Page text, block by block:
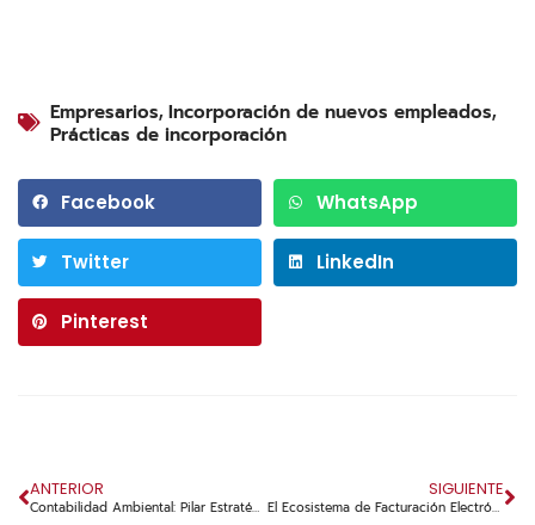
Empresarios,Incorporación de nuevos empleados,
Prácticas de incorporación
Facebook WhatsApp
Twitter LinkedIn
Pinterest
ANTERIOR
Contabilidad Ambiental: Pilar Estratégico de la Responsabilidad Empresarial en Colombia
SIGUIENTE
El Ecosistema de Facturación Electrónica: Novedades Clave para la Operación y Finanzas de su Empresa en Colombia